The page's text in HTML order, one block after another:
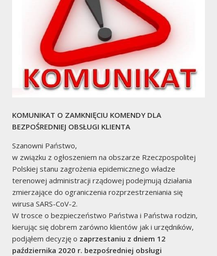
Regulamin wizyjny Pobierz
Informacja o przetwarzaniu danych osobowych w
związku z prowadzeniem działań ratowniczych przez
jednostki ochrony przeciwpożarowej
Zakres odpowiedzialności oraz podział zadań
współadministratorów
od dnia01.01.2021zanotowano:
2
KOMUNIKAT O ZAMKNIĘCIU KOMENDY DLA
BEZPOŚREDNIEJ OBSŁUGI KLIENTA
Szanowni Państwo,
w związku z ogłoszeniem na obszarze Rzeczpospolitej
Polskiej stanu zagrożenia epidemicznego władze
terenowej administracji rządowej podejmują działania
zmierzające do ograniczenia rozprzestrzeniania się
wirusa SARS-CoV-2.
W trosce o bezpieczeństwo Państwa i Państwa rodzin,
kierując się dobrem zarówno klientów jak i urzędników,
podjąłem decyzję o zaprzestaniu z dniem 12
października 2020 r. bezpośredniej obsługi